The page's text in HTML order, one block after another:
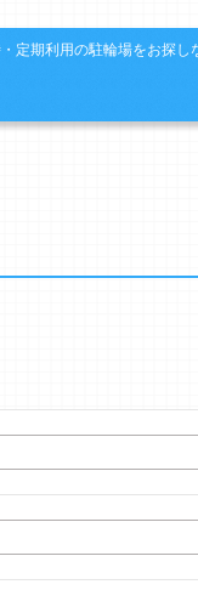
定期利用の駐輪場をお探